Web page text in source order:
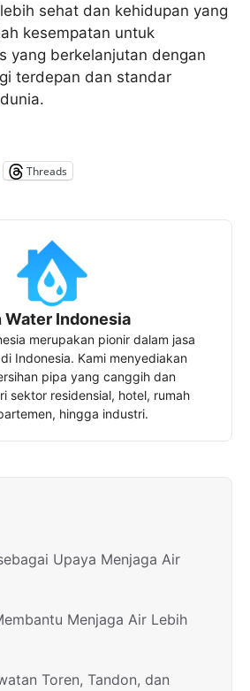
sehat dan kehidupan yang
kesempatan untuk
yang berkelanjutan dengan
terdepan dan standar
Threads
Water Indonesia
merupakan pionir dalam jasa
Indonesia. Kami menyediakan
pipa yang canggih dan
sektor residensial, hotel, rumah
hingga industri.
Upaya Menjaga Air
Menjaga Air Lebih
Toren, Tandon, dan